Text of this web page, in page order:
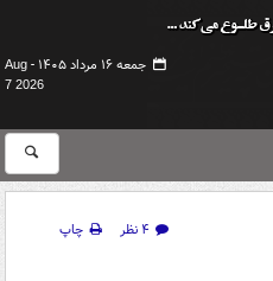
جمعه ۱۶ مرداد ۱۴۰۵ -
Aug
7 2026
۴ نظر
چاپ